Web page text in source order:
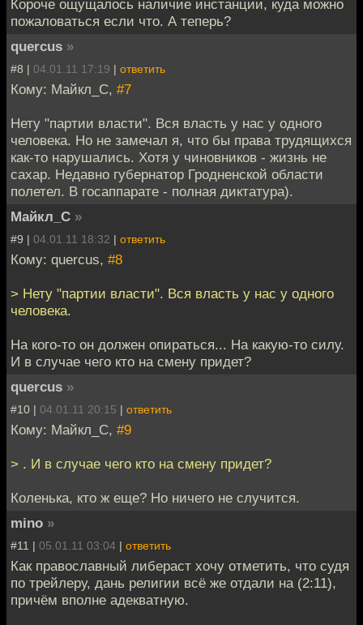
Короче ощущалось наличие инстанции, куда можно
пожаловаться если что. А теперь?
quercus »
#8 | 04.01.11 17:19 | ответить
Кому: Майкл_С, #7
Нету "партии власти". Вся власть у нас у одного
человека. Но не замечал я, что бы права трудящихся
как-то нарушались. Хотя у чиновников - жизнь не
сахар. Недавно губернатор Гродненской области
полетел. В госаппарате - полная диктатура).
Майкл_С »
#9 | 04.01.11 18:32 | ответить
Кому: quercus, #8
> Нету "партии власти". Вся власть у нас у одного
человека.
На кого-то он должен опираться... На какую-то силу.
И в случае чего кто на смену придет?
quercus »
#10 | 04.01.11 20:15 | ответить
Кому: Майкл_С, #9
> . И в случае чего кто на смену придет?
Коленька, кто ж еще? Но ничего не случится.
mino »
#11 | 05.01.11 03:04 | ответить
Как православный либераст хочу отметить, что судя
по трейлеру, дань религии всё же отдали на (2:11),
причём вполне адекватную.